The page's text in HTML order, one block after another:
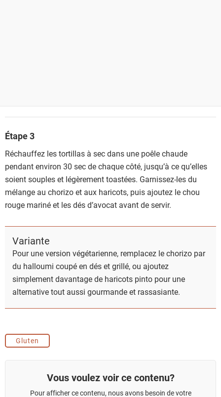
Étape 3
Réchauffez les tortillas à sec dans une poêle chaude
pendant environ 30 sec de chaque côté, jusqu’à ce qu’elles
soient souples et légèrement toastées. Garnissez-les du
mélange au chorizo et aux haricots, puis ajoutez le chou
rouge mariné et les dés d’avocat avant de servir.
Variante
Pour une version végétarienne, remplacez le chorizo par
du halloumi coupé en dés et grillé, ou ajoutez
simplement davantage de haricots pinto pour une
alternative tout aussi gourmande et rassasiante.
Gluten
Vous voulez voir ce contenu?
Pour afficher ce contenu, nous avons besoin de votre